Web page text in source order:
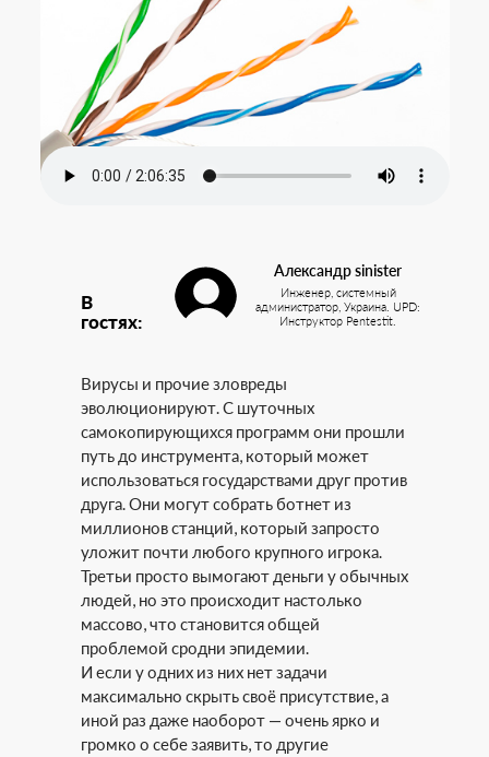
В
гостях:
Александр sinister
Инженер, системный
администратор, Украина. UPD:
Инструктор Pentestit.
Вирусы и прочие зловреды
эволюционируют. С шуточных
самокопирующихся программ они прошли
путь до инструмента, который может
использоваться государствами друг против
друга. Они могут собрать ботнет из
миллионов станций, который запросто
уложит почти любого крупного игрока.
Третьи просто вымогают деньги у обычных
людей, но это происходит настолько
массово, что становится общей
проблемой сродни эпидемии.
И если у одних из них нет задачи
максимально скрыть своё присутствие, а
иной раз даже наоборот — очень ярко и
громко о себе заявить, то другие